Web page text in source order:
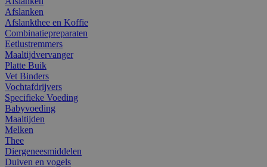
Afslanken
Afslankthee en Koffie
Combinatiepreparaten
Eetlustremmers
Maaltijdvervanger
Platte Buik
Vet Binders
Vochtafdrijvers
Specifieke Voeding
Babyvoeding
Maaltijden
Melken
Thee
Diergeneesmiddelen
Duiven en vogels